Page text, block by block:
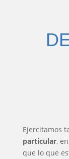
Ejercitamos
particular,
que lo que